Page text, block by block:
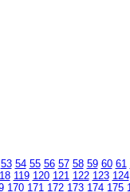
53 54 55 56 57 58 59 60 61
119 120 121 122 123 124
170 171 172 173 174 175